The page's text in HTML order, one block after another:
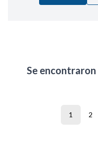
Se encontraron
1 2